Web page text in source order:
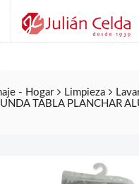
- Hogar Limpieza
TABLA PLANCHAR